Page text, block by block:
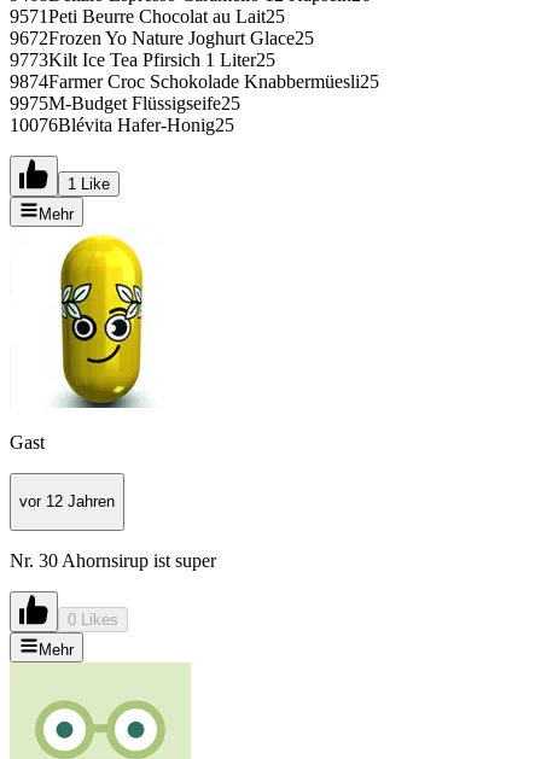
9571Peti Beurre Chocolat au Lait25
9672Frozen Yo Nature Joghurt Glace25
9773Kilt Ice Tea Pfirsich 1 Liter25
9874Farmer Croc Schokolade Knabbermüesli25
9975M-Budget Flüssigseife25
10076Blévita Hafer-Honig25
1 Like
Mehr
Gast
vor 12 Jahren
Nr. 30 Ahornsirup ist super
0 Likes
Mehr